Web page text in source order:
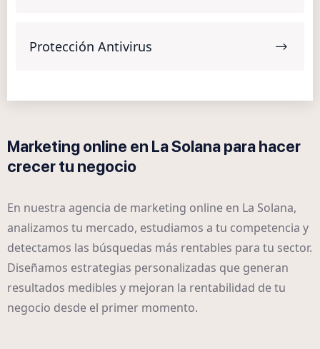
Protección Antivirus
Marketing online en La Solana para hacer
crecer tu negocio
En nuestra agencia de marketing online en La Solana,
analizamos tu mercado, estudiamos a tu competencia y
detectamos las búsquedas más rentables para tu sector.
Diseñamos estrategias personalizadas que generan
resultados medibles y mejoran la rentabilidad de tu
negocio desde el primer momento.